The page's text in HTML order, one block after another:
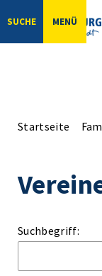
SUCHE MENÜ
Startseite
Suchbegriff: